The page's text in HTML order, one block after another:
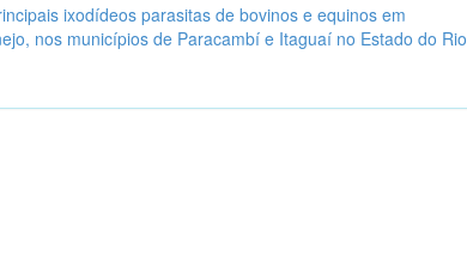
ixodídeos parasitas de bovinos e equinos em
nos municípios de Paracambí e Itaguaí no Estado do Rio